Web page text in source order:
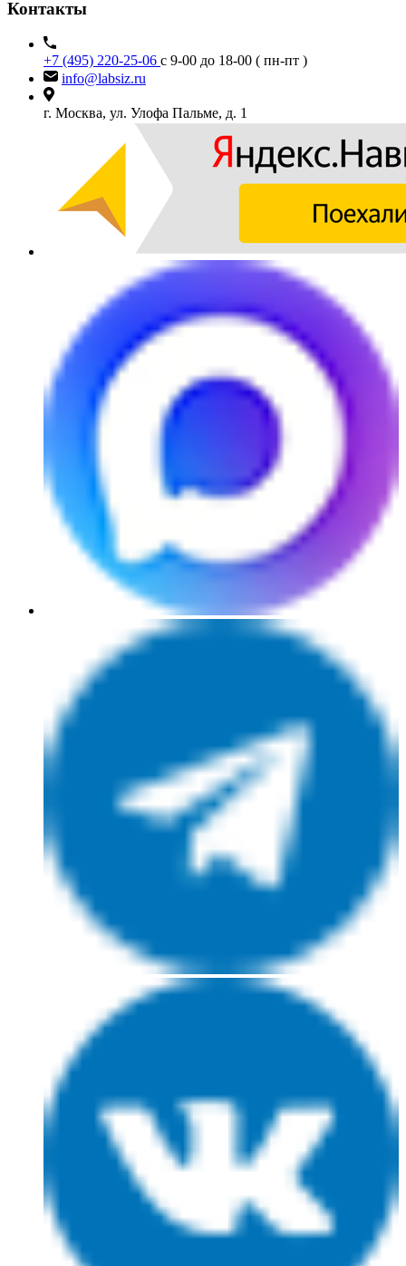
Контакты
+7 (495) 220-25-06 с 9-00 до 18-00 ( пн-пт )
info@labsiz.ru
г. Москва, ул. Улофа Пальме, д. 1